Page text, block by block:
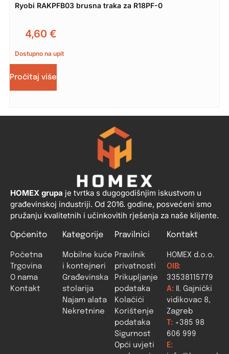
Ryobi RAKPFB03 brusna traka za R18PF-0
4,60 €
Dostupno na upit
Pročitaj više
HOMEX grupa je tvrtka s dugogodišnjim iskustvom u
građevinskoj industriji. Od 2016. godine, posvećeni smo
pružanju kvalitetnih i učinkovitih rješenja za naše klijente.
Općenito
Početna
Trgovina
O nama
Kontakt
Kategorije
Mobilne kuće
i kontejneri
Građevinska
stolarija
Najam alata
Nekretnine
Pravilnici
Pravilnik
privatnosti
Prikupljanje
podataka
Kolačići
Korištenje
podataka
Sigurnost
Opći uvjeti
Kontakt
HOMEX d.o.o.
OIB:
33538115779
A: II. Gajnički
vidikovac 8,
Zagreb
T: +385 98
606 999
E: